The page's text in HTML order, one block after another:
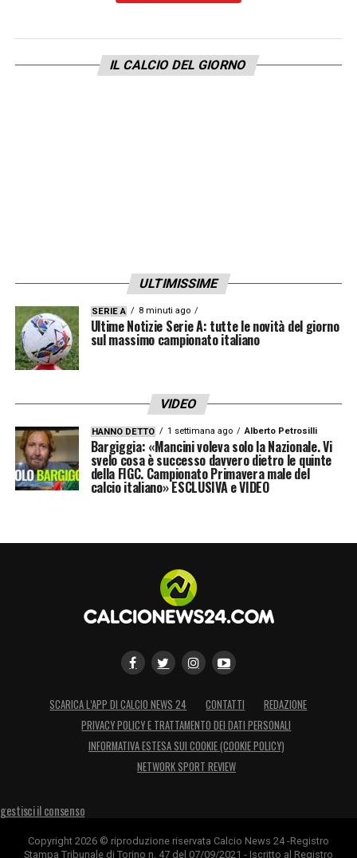
IL CALCIO DEL GIORNO
ULTIMISSIME
SERIE A 8 minuti ago
Ultime Notizie Serie A: tutte le novità del giorno
sul massimo campionato italiano
VIDEO
HANNO DETTO 1 settimana ago Alberto Petrosilli
Bargiggia: «Mancini voleva solo la Nazionale. Vi
svelo cosa è successo davvero dietro le quinte
della FIGC. Campionato Primavera male del
calcio italiano» ESCLUSIVA e VIDEO
SCARICA L’APP DI CALCIO NEWS 24 CONTATTI
REDAZIONE
PRIVACY POLICY E TRATTAMENTO DEI DATI PERSONALI
INFORMATIVA ESTESA SUI COOKIE (COOKIE POLICY)
NETWORK SPORT REVIEW
gestisci il consenso
Copyright 2026 © riproduzione riservata Calcio News 24 -Registro
Stampa Tribunale di Torino n. 47 del 07/09/2021 - Iscritto al Registro